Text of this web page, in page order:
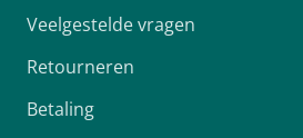
Veelgestelde vragen
Retourneren
Betaling